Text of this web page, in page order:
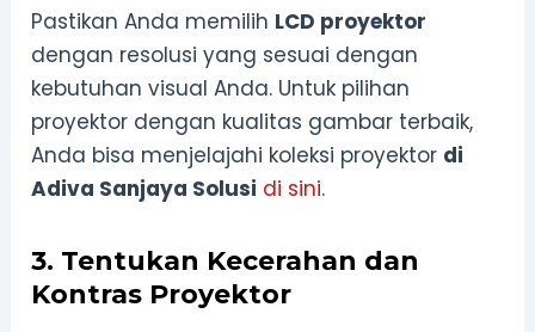
Pastikan Anda memilih LCD proyektor
dengan resolusi yang sesuai dengan
kebutuhan visual Anda. Untuk pilihan
proyektor dengan kualitas gambar terbaik,
Anda bisa menjelajahi koleksi proyektor di
Adiva Sanjaya Solusi di sini.
3. Tentukan Kecerahan dan
Kontras Proyektor